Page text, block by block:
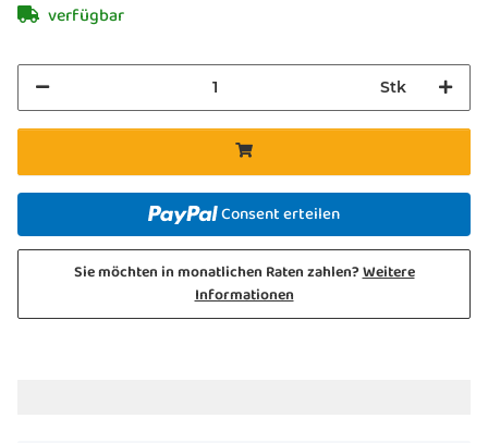
verfügbar
Stk
Consent erteilen
Sie möchten in monatlichen Raten zahlen?Weitere
Informationen